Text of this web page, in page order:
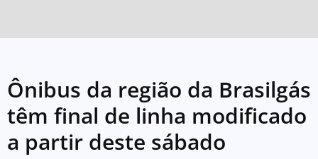
Ônibus da região da Brasilgás
têm final de linha modificado
a partir deste sábado